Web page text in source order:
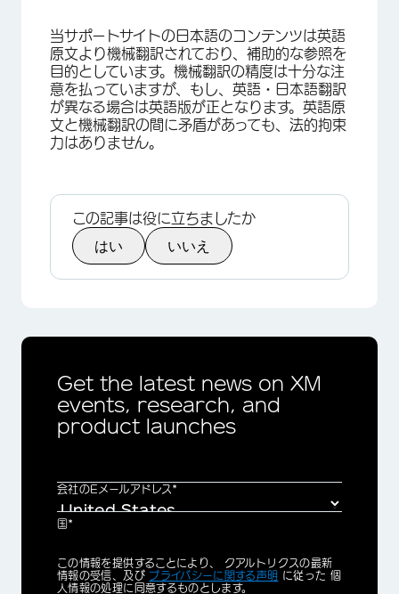
当サポートサイトの日本語のコンテンツは英語
原文より機械翻訳されており、補助的な参照を
目的としています。機械翻訳の精度は十分な注
意を払っていますが、もし、英語・日本語翻訳
が異なる場合は英語版が正となります。英語原
文と機械翻訳の間に矛盾があっても、法的拘束
力はありません。
この記事は役に立ちましたか
はい いいえ
Get the latest news on XM
events, research, and
product launches
会社のEメールアドレス*
国*
Privacy
Optin
この情報を提供することにより、 クアルトリクスの最新
情報の受信、及び プライバシーに関する声明 に従った 個
人情報の処理に同意するものとします。